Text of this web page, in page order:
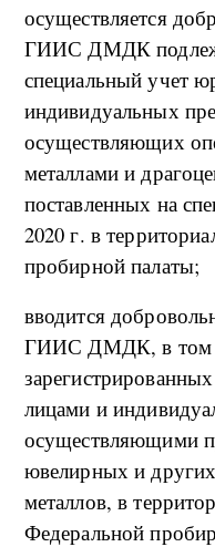
осуществляется
ГИИС ДМДК
специальный учет
индивидуальных
осуществляющих
металлами и
поставленных на
2020 г. в
пробирной палаты;
вводится
ГИИС ДМДК, в том
лицами и
осуществляющими
ювелирных и
металлов, в
Федеральной